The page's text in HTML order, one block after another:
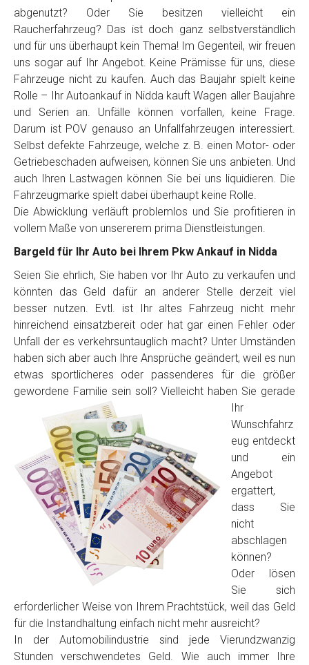
Telefon *
Email
PLZ und Ort
Foto Nr. 1
Foto Nr. 2
Sonstiges
Fertig
Wie viel ist 10+2 ?*
abgenutzt? Oder Sie besitzen vielleicht ein
Raucherfahrzeug? Das ist doch ganz selbstverständlich
und für uns überhaupt kein Thema! Im Gegenteil, wir freuen
uns sogar auf Ihr Angebot. Keine Prämisse für uns, diese
Fahrzeuge nicht zu kaufen. Auch das Baujahr spielt keine
Rolle – Ihr Autoankauf in Nidda kauft Wagen aller Baujahre
und Serien an. Unfälle können vorfallen, keine Frage.
Darum ist POV genauso an Unfallfahrzeugen interessiert.
Selbst defekte Fahrzeuge, welche z. B. einen Motor- oder
Getriebeschaden aufweisen, können Sie uns anbieten. Und
auch Ihren Lastwagen können Sie bei uns liquidieren. Die
Fahrzeugmarke spielt dabei überhaupt keine Rolle.
Die Abwicklung verläuft problemlos und Sie profitieren in
vollem Maße von unsererem prima Dienstleistungen.
Bargeld für Ihr Auto bei Ihrem Pkw Ankauf in Nidda
Seien Sie ehrlich, Sie haben vor Ihr Auto zu verkaufen und
könnten das Geld dafür an anderer Stelle derzeit viel
besser nutzen. Evtl. ist Ihr altes Fahrzeug nicht mehr
hinreichend einsatzbereit oder hat gar einen Fehler oder
Unfall der es verkehrsuntauglich macht? Unter Umständen
haben sich aber auch Ihre Ansprüche geändert, weil es nun
etwas sportlicheres oder passenderes für die größer
gewordene Familie sein soll? Vielleicht haben Sie gerade
Ihr
Wunschfahrz
eug entdeckt
und ein
Angebot
ergattert,
dass Sie
nicht
abschlagen
können?
Oder lösen
Sie sich
erforderlicher Weise von Ihrem Prachtstück, weil das Geld
für die Instandhaltung einfach nicht mehr ausreicht?
In der Automobilindustrie sind jede Vierundzwanzig
Stunden verschwendetes Geld. Wie auch immer Ihre